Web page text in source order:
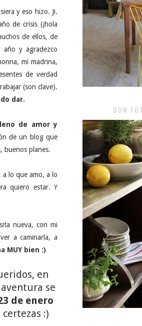
y eso hizo. Ji.
de crisis (¡hola
de ellos, de
año y agradezco
mi madrina,
de verdad
(son clave).
dar.
de amor y
de un blog que
buenos planes.
lo que amo, a lo
quiero estar. Y
nueva, con mi
a caminarla, a
MUY bien :)
en
se
de enero
:)
DON